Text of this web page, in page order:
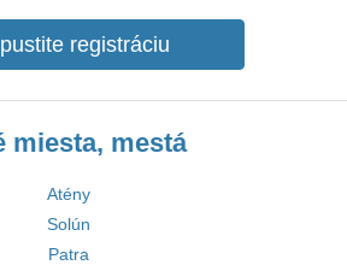
registráciu
miesta, mestá
Atény
Solún
Patra